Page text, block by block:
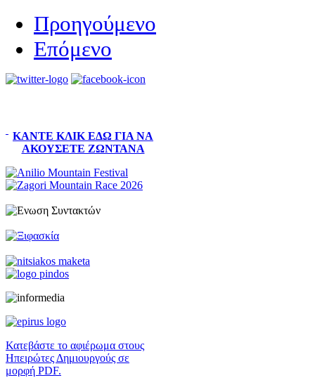
Προηγούμενο
Επόμενο
ΚΆΝΤΕ ΚΛΙΚ ΕΔΏ ΓΙΑ ΝΑ
ΑΚΟΎΣΕΤΕ ΖΩΝΤΑΝΆ
Κατεβάστε το αφιέρωμα στους
Ηπειρώτες Δημιουργούς σε
μορφή PDF.